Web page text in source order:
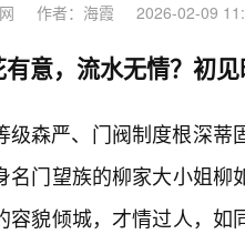
作者：海霞 2026-02-09
意，流水无情？初
级森严、门阀制度根深蒂
名门望族的柳家大小姐
容貌倾城，才情过人，